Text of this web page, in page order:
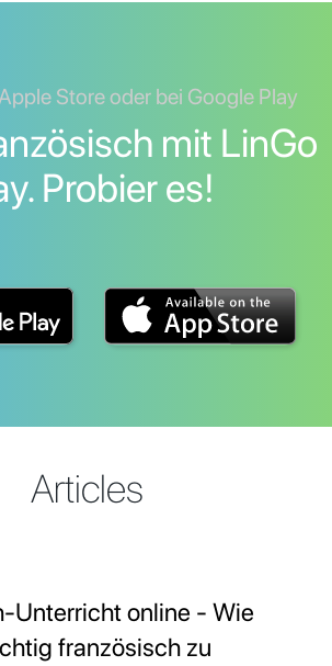
Store oder bei Google Play
mit LinGo
Probier es!
Articles
Unterricht online - Wie
französisch zu